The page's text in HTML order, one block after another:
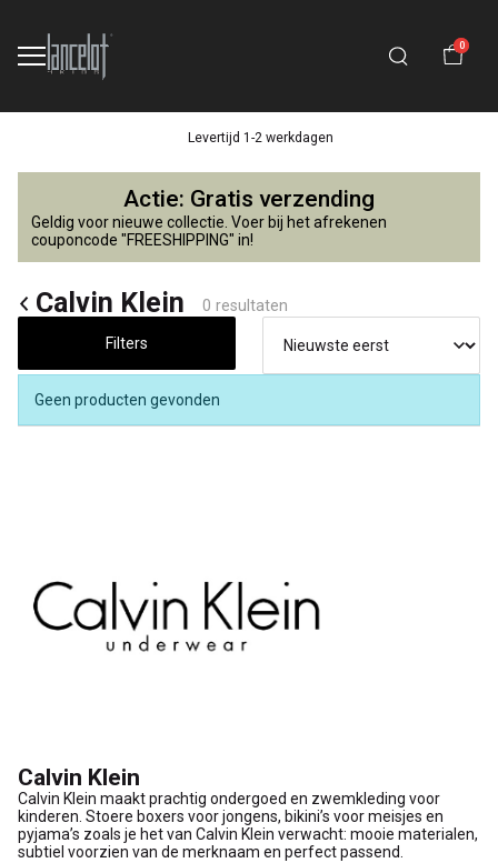
0
Levertijd 1-2 werkdagen
Calvin
Klein
Lancelot
4
Kids
Actie: Gratis verzending
Geldig voor nieuwe collectie. Voer bij het afrekenen
couponcode "FREESHIPPING" in!
Calvin Klein 0 resultaten
Filters
Geen producten gevonden
Calvin Klein
Calvin Klein maakt prachtig ondergoed en zwemkleding voor
kinderen. Stoere boxers voor jongens, bikini’s voor meisjes en
pyjama’s zoals je het van Calvin Klein verwacht: mooie materialen,
subtiel voorzien van de merknaam en perfect passend.